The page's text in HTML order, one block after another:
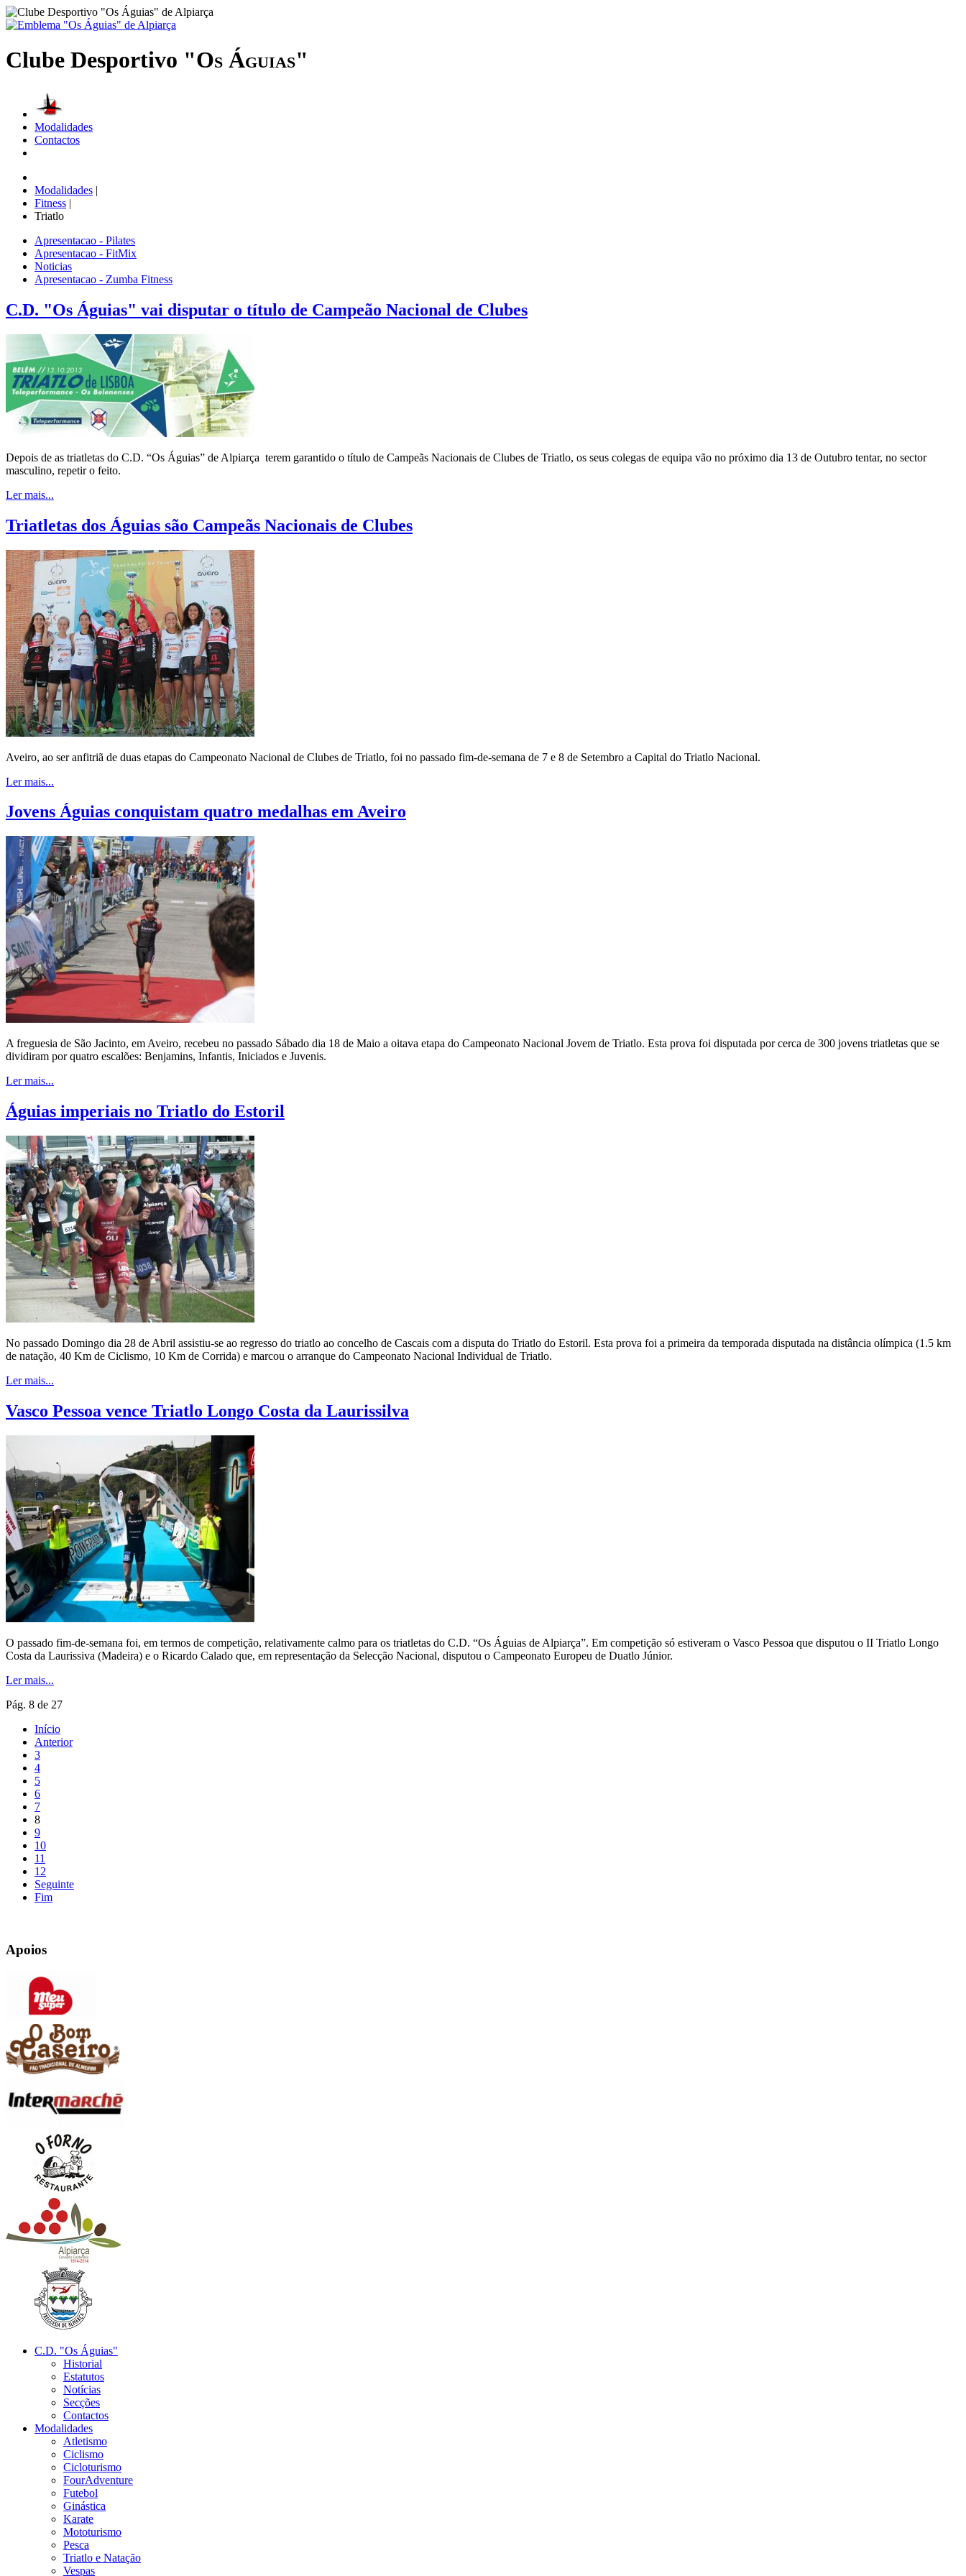
Clube Desportivo "Os Águias"
Modalidades
Contactos
Modalidades |
Fitness |
Triatlo
Apresentacao - Pilates
Apresentacao - FitMix
Noticias
Apresentacao - Zumba Fitness
C.D. "Os Águias" vai disputar o título de Campeão Nacional de Clubes
Depois de as triatletas do C.D. “Os Águias” de Alpiarça terem garantido o título de Campeãs Nacionais de Clubes de Triatlo, os seus colegas de equipa vão no próximo dia 13 de Outubro tentar, no sector
masculino, repetir o feito.
Ler mais...
Triatletas dos Águias são Campeãs Nacionais de Clubes
Aveiro, ao ser anfitriã de duas etapas do Campeonato Nacional de Clubes de Triatlo, foi no passado fim-de-semana de 7 e 8 de Setembro a Capital do Triatlo Nacional.
Ler mais...
Jovens Águias conquistam quatro medalhas em Aveiro
A freguesia de São Jacinto, em Aveiro, recebeu no passado Sábado dia 18 de Maio a oitava etapa do Campeonato Nacional Jovem de Triatlo. Esta prova foi disputada por cerca de 300 jovens triatletas que se
dividiram por quatro escalões: Benjamins, Infantis, Iniciados e Juvenis.
Ler mais...
Águias imperiais no Triatlo do Estoril
No passado Domingo dia 28 de Abril assistiu-se ao regresso do triatlo ao concelho de Cascais com a disputa do Triatlo do Estoril. Esta prova foi a primeira da temporada disputada na distância olímpica (1.5 km
de natação, 40 Km de Ciclismo, 10 Km de Corrida) e marcou o arranque do Campeonato Nacional Individual de Triatlo.
Ler mais...
Vasco Pessoa vence Triatlo Longo Costa da Laurissilva
O passado fim-de-semana foi, em termos de competição, relativamente calmo para os triatletas do C.D. “Os Águias de Alpiarça”. Em competição só estiveram o Vasco Pessoa que disputou o II Triatlo Longo
Costa da Laurissiva (Madeira) e o Ricardo Calado que, em representação da Selecção Nacional, disputou o Campeonato Europeu de Duatlo Júnior.
Ler mais...
Pág. 8 de 27
Início
Anterior
3
4
5
6
7
8
9
10
11
12
Seguinte
Fim
Apoios
C.D. "Os Águias"
Historial
Estatutos
Notícias
Secções
Contactos
Modalidades
Atletismo
Ciclismo
Cicloturismo
FourAdventure
Futebol
Ginástica
Karate
Mototurismo
Pesca
Triatlo e Natação
Vespas